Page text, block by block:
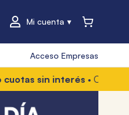
Mi cuenta
Acceso Empresas
interés• Con Mercado